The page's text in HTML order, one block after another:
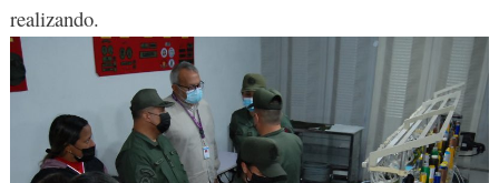
realizando.